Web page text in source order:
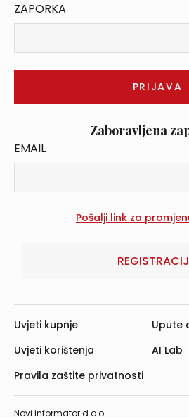
ZAPORKA
Zaboravljena
EMAIL
Novi informator d.o.o.
Uvjeti kupnje
Uvjeti korištenja
Pravila zaštite privatnosti
Upute
AI Lab